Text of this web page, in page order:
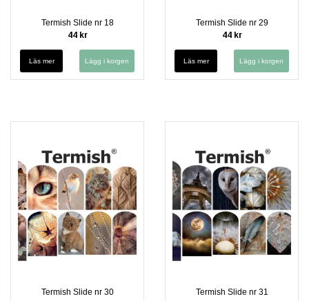
Termish Slide nr 18
44 kr
Läs mer
Termish Slide nr 29
44 kr
Läs mer
Termish Slide nr 30
Termish Slide nr 31